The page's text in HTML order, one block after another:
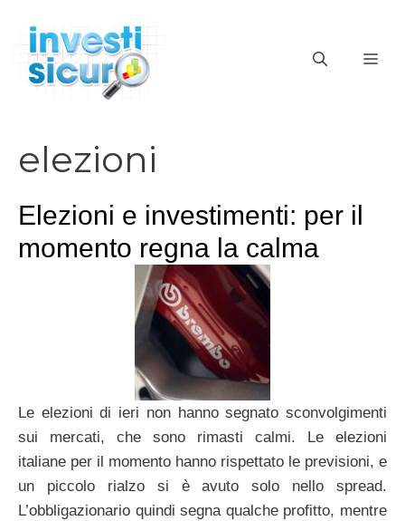
contenuto
elezioni
Elezioni e investimenti: per il
momento regna la calma
Le elezioni di ieri non hanno segnato sconvolgimenti
sui mercati, che sono rimasti calmi. Le elezioni
italiane per il momento hanno rispettato le previsioni, e
un piccolo rialzo si è avuto solo nello spread.
L’obbligazionario quindi segna qualche profitto, mentre